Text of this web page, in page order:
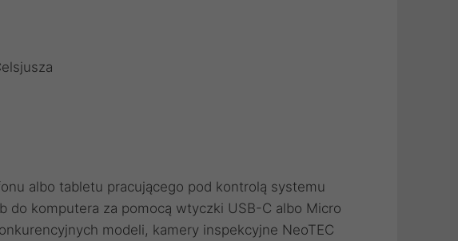
albo tabletu pracującego pod kontrolą systemu
do komputera za pomocą wtyczki USB-C albo Micro
modeli, kamery inspekcyjne NeoTEC